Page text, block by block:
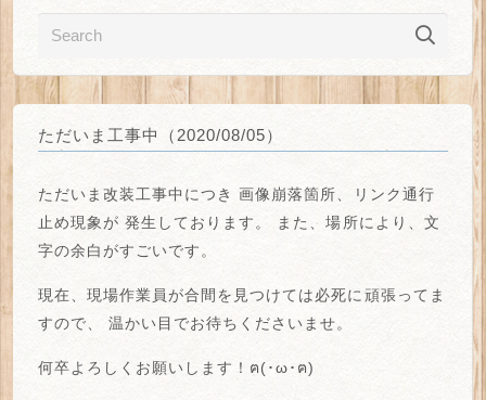
ただいま工事中（2020/08/05）
ただいま改装工事中につき 画像崩落箇所、リンク通行
止め現象が 発生しております。 また、場所により、 文
字の余白がすごいです。
現在、現場作業員が合間を見つけては必死に頑張ってま
すので、
温かい目でお待ちくださいませ。
何卒よろしくお願いします！ฅ(･ω･ฅ)